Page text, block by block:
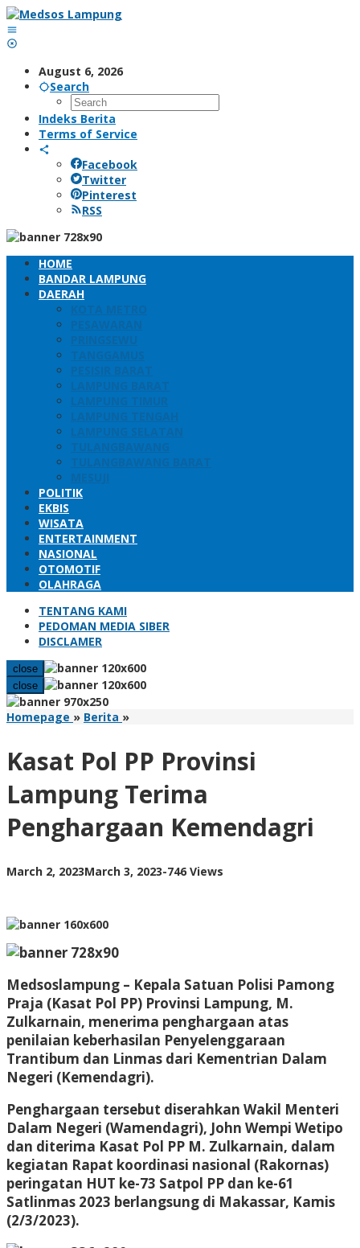
Skip
to
content
August 6, 2026
Search
Indeks Berita
Terms of Service
Facebook
Twitter
Pinterest
RSS
HOME
BANDAR LAMPUNG
DAERAH
KOTA METRO
PESAWARAN
PRINGSEWU
TANGGAMUS
PESISIR BARAT
LAMPUNG BARAT
LAMPUNG TIMUR
LAMPUNG TENGAH
LAMPUNG SELATAN
TULANGBAWANG
TULANGBAWANG BARAT
MESUJI
POLITIK
EKBIS
WISATA
ENTERTAINMENT
NASIONAL
OTOMOTIF
OLAHRAGA
TENTANG KAMI
PEDOMAN MEDIA SIBER
DISCLAMER
close
close
Homepage » Berita »Kasat
Provinsi
Terima
Penghargaan
Kemendagri
Kasat Pol PP Provinsi
Lampung Terima
Penghargaan Kemendagri
March 2, 2023March 3, 2023by
-746 Views
Medsoslampung – Kepala Satuan Polisi Pamong
Praja (Kasat Pol PP) Provinsi Lampung, M.
Zulkarnain, menerima penghargaan atas
penilaian keberhasilan Penyelenggaraan
Trantibum dan Linmas dari Kementrian Dalam
Negeri (Kemendagri).
Penghargaan tersebut diserahkan Wakil Menteri
Dalam Negeri (Wamendagri), John Wempi Wetipo
dan diterima Kasat Pol PP M. Zulkarnain, dalam
kegiatan Rapat koordinasi nasional (Rakornas)
peringatan HUT ke-73 Satpol PP dan ke-61
Satlinmas 2023 berlangsung di Makassar, Kamis
(2/3/2023).